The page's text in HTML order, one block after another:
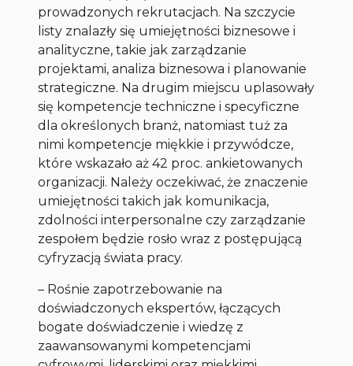
prowadzonych rekrutacjach. Na szczycie
listy znalazły się umiejętności biznesowe i
analityczne, takie jak zarządzanie
projektami, analiza biznesowa i planowanie
strategiczne. Na drugim miejscu uplasowały
się kompetencje techniczne i specyficzne
dla określonych branż, natomiast tuż za
nimi kompetencje miękkie i przywódcze,
które wskazało aż 42 proc. ankietowanych
organizacji. Należy oczekiwać, że znaczenie
umiejętności takich jak komunikacja,
zdolności interpersonalne czy zarządzanie
zespołem będzie rosło wraz z postępującą
cyfryzacją świata pracy.
– Rośnie zapotrzebowanie na
doświadczonych ekspertów, łączących
bogate doświadczenie i wiedzę z
zaawansowanymi kompetencjami